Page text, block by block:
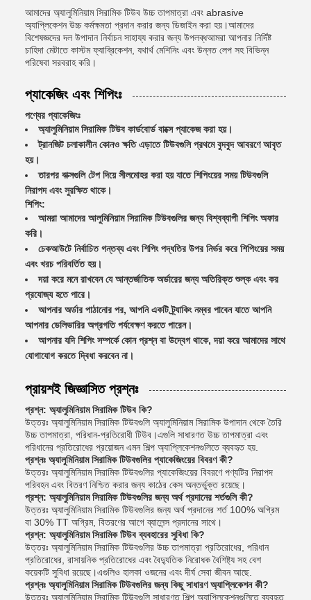
আমাদের অ্যালুমিনিয়াম সিরামিক টিউব উচ্চ তাপমাত্রা এবং abrasive
অ্যাপ্লিকেশন উচ্চ কর্মক্ষমতা প্রদান করার জন্য ডিজাইন করা হয়।আমাদের
বিশেষজ্ঞদের দল উপাদান নির্বাচন সাহায্য করার জন্য উপলব্ধআমরা আপনার নির্দিষ্ট
চাহিদা মেটাতে কাস্টম ফ্যাব্রিকেশন, যথার্থ মেশিনিং এবং উন্নত লেপ সহ বিভিন্ন
পরিষেবা সরবরাহ করি।
প্যাকেজিং এবং শিপিংঃ
পণ্যের প্যাকেজিংঃ
অ্যালুমিনিয়াম সিরামিক টিউব কার্ডবোর্ড বাক্সে প্যাকেজ করা হয়।
ট্রানজিট চলাকালীন কোনও ক্ষতি এড়াতে টিউবগুলি প্রথমে বুদবুদ আবরণে আবৃত
হয়।
তারপর বাক্সগুলি টেপ দিয়ে সীলমোহর করা হয় যাতে শিপিংয়ের সময় টিউবগুলি
নিরাপদ এবং সুরক্ষিত থাকে।
শিপিং:
আমরা আমাদের আলুমিনিয়াম সিরামিক টিউবগুলির জন্য বিশ্বব্যাপী শিপিং অফার
করি।
চেকআউটে নির্বাচিত গন্তব্য এবং শিপিং পদ্ধতির উপর নির্ভর করে শিপিংয়ের সময়
এবং খরচ পরিবর্তিত হয়।
দয়া করে মনে রাখবেন যে আন্তর্জাতিক অর্ডারের জন্য অতিরিক্ত শুল্ক এবং কর
প্রযোজ্য হতে পারে।
আপনার অর্ডার পাঠানোর পর, আপনি একটি ট্র্যাকিং নম্বর পাবেন যাতে আপনি
আপনার ডেলিভারির অগ্রগতি পর্যবেক্ষণ করতে পারেন।
আপনার যদি শিপিং সম্পর্কে কোন প্রশ্ন বা উদ্বেগ থাকে, দয়া করে আমাদের সাথে
যোগাযোগ করতে দ্বিধা করবেন না।
প্রায়শই জিজ্ঞাসিত প্রশ্নঃ
প্রশ্ন: অ্যালুমিনিয়াম সিরামিক টিউব কি?
উত্তরঃ অ্যালুমিনিয়াম সিরামিক টিউবগুলি অ্যালুমিনিয়াম সিরামিক উপাদান থেকে তৈরি
উচ্চ তাপমাত্রা, পরিধান-প্রতিরোধী টিউব।এগুলি সাধারণত উচ্চ তাপমাত্রা এবং
পরিধানের প্রতিরোধের প্রয়োজন এমন শিল্প অ্যাপ্লিকেশনগুলিতে ব্যবহৃত হয়.
প্রশ্নঃ অ্যালুমিনিয়াম সিরামিক টিউবগুলির প্যাকেজিংয়ের বিবরণ কী?
উত্তরঃ অ্যালুমিনিয়াম সিরামিক টিউবগুলির প্যাকেজিংয়ের বিবরণে পণ্যটির নিরাপদ
পরিবহন এবং বিতরণ নিশ্চিত করার জন্য কাঠের কেস অন্তর্ভুক্ত রয়েছে।
প্রশ্ন: অ্যালুমিনিয়াম সিরামিক টিউবগুলির জন্য অর্থ প্রদানের শর্তগুলি কী?
উত্তরঃ অ্যালুমিনিয়াম সিরামিক টিউবগুলির জন্য অর্থ প্রদানের শর্ত 100% অগ্রিম
বা 30% TT অগ্রিম, বিতরণের আগে ব্যালেন্স প্রদানের সাথে।
প্রশ্ন: অ্যালুমিনিয়াম সিরামিক টিউব ব্যবহারের সুবিধা কি?
উত্তরঃ অ্যালুমিনিয়াম সিরামিক টিউবগুলির উচ্চ তাপমাত্রা প্রতিরোধের, পরিধান
প্রতিরোধের, রাসায়নিক প্রতিরোধের এবং বৈদ্যুতিক নিরোধক বৈশিষ্ট্য সহ বেশ
কয়েকটি সুবিধা রয়েছে।এগুলিও হালকা ওজনের এবং দীর্ঘ সেবা জীবন আছে.
প্রশ্নঃ অ্যালুমিনিয়াম সিরামিক টিউবগুলির জন্য কিছু সাধারণ অ্যাপ্লিকেশন কী?
উত্তরঃ অ্যালুমিনিয়াম সিরামিক টিউবগুলি সাধারণত শিল্প অ্যাপ্লিকেশনগুলিতে ব্যবহৃত